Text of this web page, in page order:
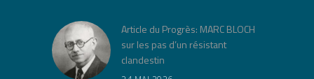
Article du Progrès: MARC BLOCH
sur les pas d’un résistant
clandestin